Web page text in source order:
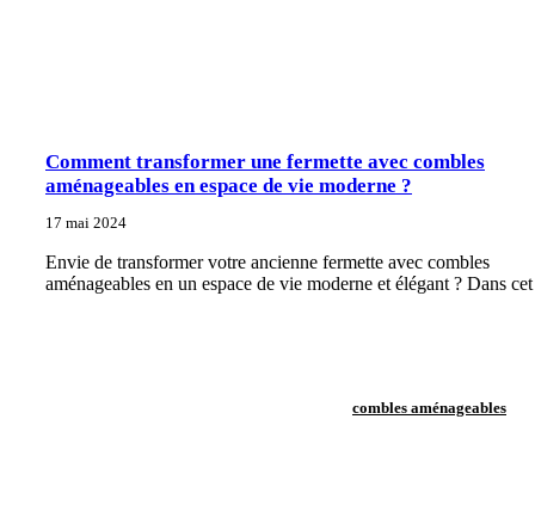
Comment transformer une fermette avec combles
aménageables en espace de vie moderne ?
17 mai 2024
Envie de transformer votre ancienne fermette avec combles
aménageables en un espace de vie moderne et élégant ? Dans cet
combles aménageables